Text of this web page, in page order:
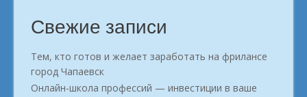
Свежие записи
Тем, кто готов и желает заработать на фрилансе
город Чапаевск
Онлайн-школа профессий — инвестиции в ваше